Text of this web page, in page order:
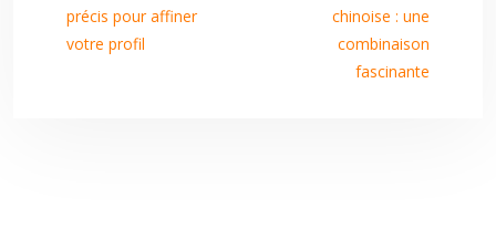
précis pour affiner
votre profil
chinoise : une
combinaison
fascinante